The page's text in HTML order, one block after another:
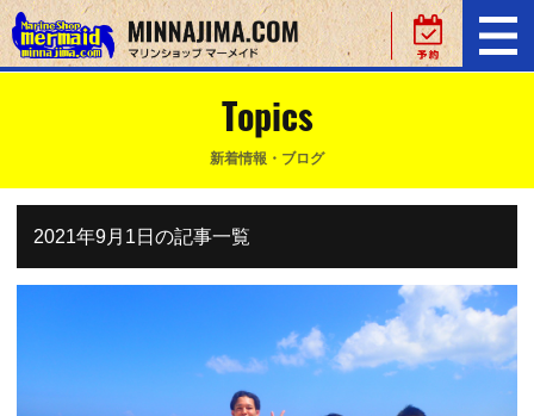
Topics
新着情報・ブログ
2021年9月1日の記事一覧